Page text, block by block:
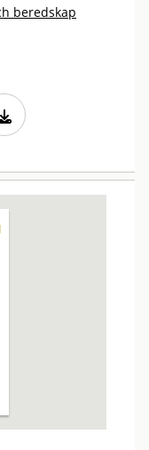
beredskap